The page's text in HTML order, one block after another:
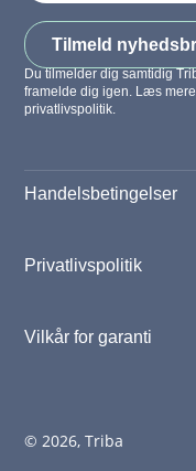
Tilmeld
Du tilmelder dig samtidig
framelde dig igen. Læs
privatlivspolitik.
Handelsbetingelser
Privatlivspolitik
Vilkår for garanti
© 2026, Triba